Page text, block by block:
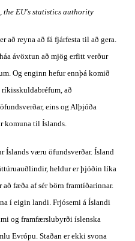
the EU's statistics authority
að reyna að fá fjárfesta til að gera.
ávöxtun að mjög erfitt verður
Og enginn hefur ennþá komið
að
eins og Alþjóða
komuna til Íslands.
Íslands væru öfundsverðar. Ísland
heldur er þjóðin líka
fæða af sér börn framtíðarinnar.
í eigin landi. Frjósemi á Íslandi
og framfærslubyrði íslenska
Evrópu. Staðan er ekki svona